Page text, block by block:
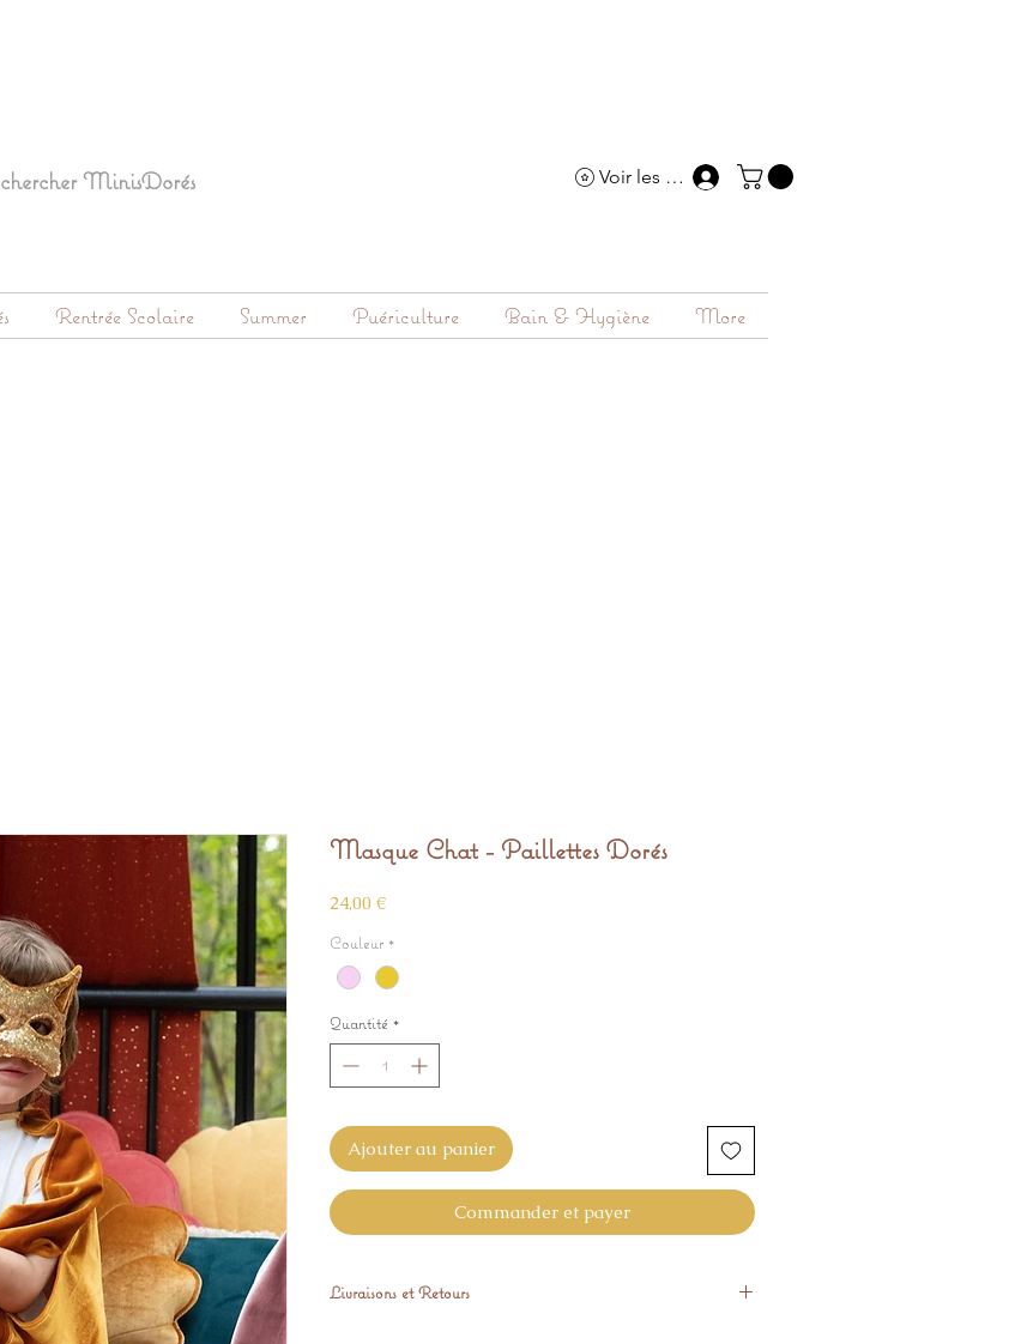
Voir les points
Rentrée Scolaire Summer Puériculture Bain & Hygiène More
Masque Chat - Paillettes Dorés
24,00 €Prix
Couleur *
Quantité *
Ajouter au panier
Commander et payer
Livraisons et Retours